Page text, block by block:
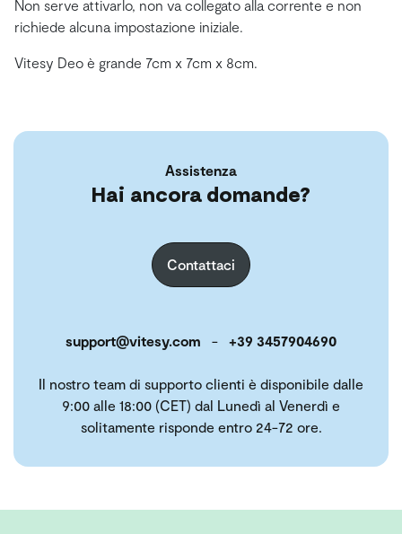
Non serve attivarlo, non va collegato alla corrente e non
richiede alcuna impostazione iniziale.
Vitesy Deo è grande 7cm x 7cm x 8cm.
Assistenza
Hai ancora domande?
Contattaci
support@vitesy.com - +39 3457904690
Il nostro team di supporto clienti è disponibile dalle
9:00 alle 18:00 (CET) dal Lunedì al Venerdì e
solitamente risponde entro 24-72 ore.